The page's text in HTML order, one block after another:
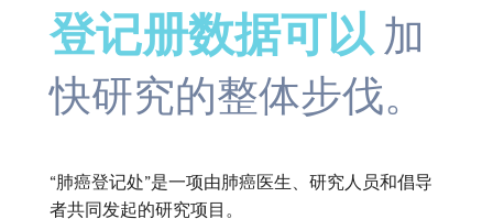
登记册数据可以加
快研究的整体步伐。
“肺癌登记处”是一项由肺癌医生、研究人员和倡导
者共同发起的研究项目。